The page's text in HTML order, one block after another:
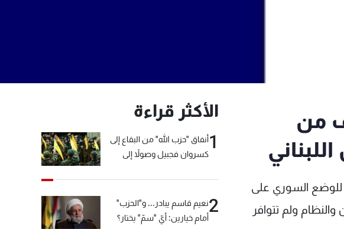
من
للوضع السوري على
ولم تتوافر
الأكثر قراءة
1أنفاق "حزب الله" من البقاع إلى
كسروان فجبيل وصولاً إلى
2نعيم قاسم يبادر... و"الحزب"
أمام خيارين: أيّ "سمّ" يختار؟